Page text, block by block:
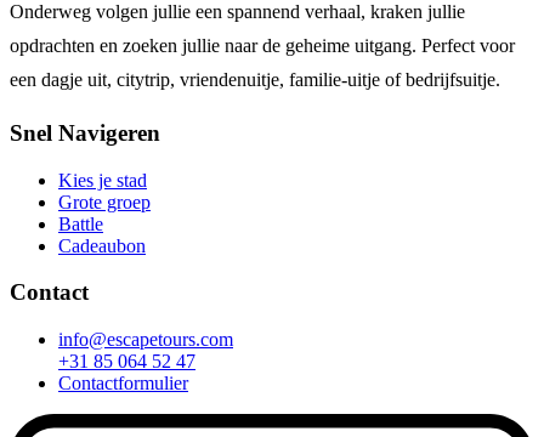
Onderweg volgen jullie een spannend verhaal, kraken jullie
opdrachten en zoeken jullie naar de geheime uitgang. Perfect voor
een dagje uit, citytrip, vriendenuitje, familie-uitje of bedrijfsuitje.
Snel Navigeren
Kies je stad
Grote groep
Battle
Cadeaubon
Contact
info@escapetours.com
+31 85 064 52 47
Contactformulier